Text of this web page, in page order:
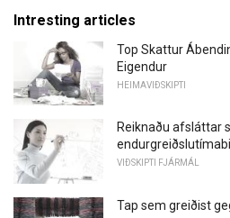
Intresting articles
Top Skattur
Eigendur
HEIMAVIÐSKIPTI
Reiknaðu afsláttar
VIÐSKIPTI FJÁRMÁL
Tap sem greiðist